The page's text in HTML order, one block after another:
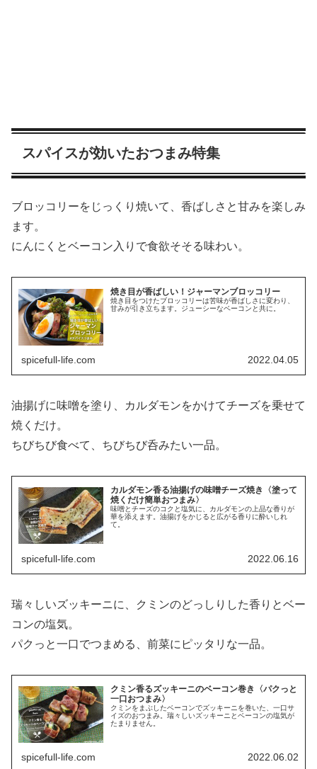
スパイスが効いたおつまみ特集
ブロッコリーをじっくり焼いて、香ばしさと甘みを楽しみ
ます。
にんにくとベーコン入りで食欲そそる味わい。
焼き目が香ばしい！ジャーマンブロッコリー
焼き目をつけたブロッコリーは苦味が香ばしさに変わり、
甘みが引き立ちます。ジューシーなベーコンと共に。
spicefull-life.com 2022.04.05
油揚げに味噌を塗り、カルダモンをかけてチーズを乗せて
焼くだけ。
ちびちび食べて、ちびちび呑みたい一品。
カルダモン香る油揚げの味噌チーズ焼き〈塗って
焼くだけ簡単おつまみ〉
味噌とチーズのコクと塩気に、カルダモンの上品な香りが
華を添えます。油揚げをかじると広がる香りに酔いしれ
て。
spicefull-life.com 2022.06.16
瑞々しいズッキーニに、クミンのどっしりした香りとベー
コンの塩気。
パクっと一口でつまめる、前菜にピッタリな一品。
クミン香るズッキーニのベーコン巻き〈パクっと
一口おつまみ〉
クミンをまぶしたベーコンでズッキーニを巻いた、一口サ
イズのおつまみ。瑞々しいズッキーニとベーコンの塩気が
たまりません。
spicefull-life.com 2022.06.02